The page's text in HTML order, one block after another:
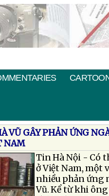
VŨ GÂY PHẢN ỨNG
NAM
Tin Hà Nội - Có
ở Việt Nam, một
nhiều phản ứng
Vũ. Kể từ khi